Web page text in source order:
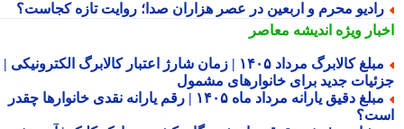
محرم و اربعین در عصر هزاران صدا؛ روایت تازه کجاست؟
ویژهاندیشه معاصر
مبلغ کالابرگ مرداد ۱۴۰۵ | زمان شارژ اعتبار کالابرگ الکترونیکی |
جدید برای خانوارهای مشمول
مبلغ دقیق یارانه مرداد ماه ۱۴۰۵ | رقم یارانه نقدی خانوارها چقدر